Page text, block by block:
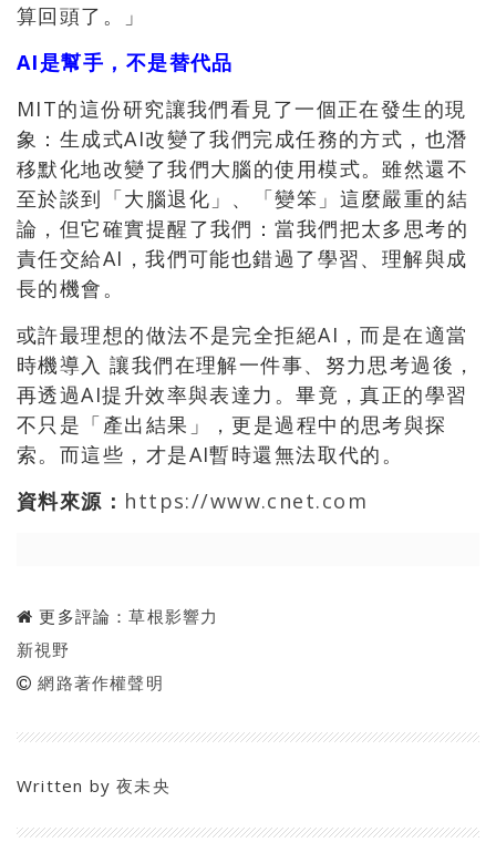
算回頭了。」
AI是幫手，不是替代品
MIT的這份研究讓我們看見了一個正在發生的現
象：生成式AI改變了我們完成任務的方式，也潛
移默化地改變了我們大腦的使用模式。雖然還不
至於談到「大腦退化」、「變笨」這麼嚴重的結
論，但它確實提醒了我們：當我們把太多思考的
責任交給AI，我們可能也錯過了學習、理解與成
長的機會。
或許最理想的做法不是完全拒絕AI，而是在適當
時機導入 讓我們在理解一件事、努力思考過後，
再透過AI提升效率與表達力。畢竟，真正的學習
不只是「產出結果」，更是過程中的思考與探
索。而這些，才是AI暫時還無法取代的。
資料來源： https://www.cnet.com
更多評論：草根影響力
新視野
網路著作權聲明
Written by夜未央